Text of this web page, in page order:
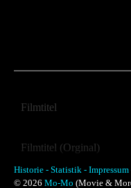
Filmtitel
Filmtitel (Orginal)
Jahr:
Historie - Statistik - Impressum
© 2026 Mo-Mo (Movie &